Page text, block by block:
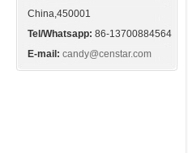
China,450001
Tel/Whatsapp: 86-13700884564
E-mail: candy@censtar.com